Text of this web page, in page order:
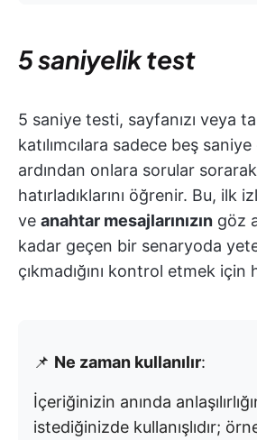
5 saniyelik test
5 saniye testi, sayfanızı veya
katılımcılara sadece beş
ardından onlara sorular
hatırladıklarını öğrenir. Bu, ilk
ve anahtar mesajlarınızın göz
kadar geçen bir senaryoda
çıkmadığını kontrol etmek için
📌 Ne zaman kullanılır:
İçeriğinizin anında
istediğinizde kullanışlıdır;